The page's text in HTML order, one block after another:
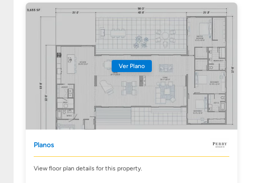
Ver Plano
Planos
View floor plan details for this property.